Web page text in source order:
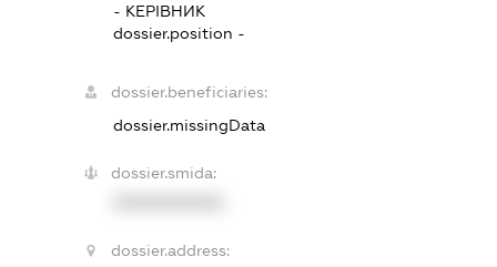
- КЕРІВНИК
dossier.position -
dossier.beneficiaries:
dossier.missingData
dossier.smida:
dossier.address: